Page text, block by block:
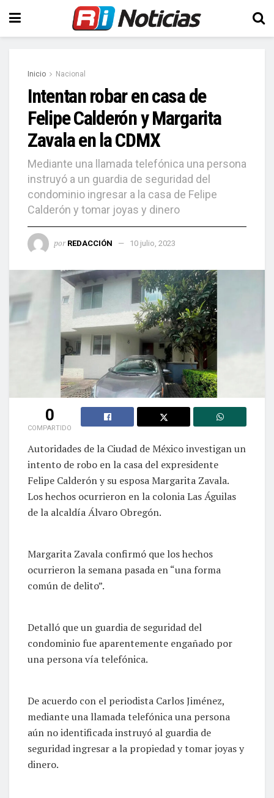
Inicio Nacional
Intentan robar en casa de
Felipe Calderón y Margarita
Zavala en la CDMX
Mediante una llamada telefónica una persona
instruyó a un guardia de seguridad del
condominio ingresar a la casa de Felipe
Calderón y tomar joyas y dinero
por REDACCIÓN 10 julio, 2023
0
COMPARTIDO
Autoridades de la Ciudad de México investigan un
intento de robo en la casa del expresidente
Felipe Calderón y su esposa Margarita Zavala.
Los hechos ocurrieron en la colonia Las Águilas
de la alcaldía Álvaro Obregón.
Margarita Zavala confirmó que los hechos
ocurrieron la semana pasada en “una forma
común de delito”.
Detalló que un guardia de seguridad del
condominio fue aparentemente engañado por
una persona vía telefónica.
De acuerdo con el periodista Carlos Jiménez,
mediante una llamada telefónica una persona
aún no identificada instruyó al guardia de
seguridad ingresar a la propiedad y tomar joyas y
dinero.